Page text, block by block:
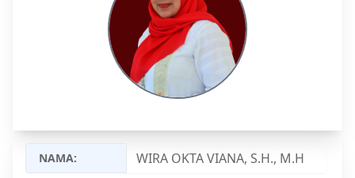
NAMA: WIRA OKTA VIANA, S.H., M.H